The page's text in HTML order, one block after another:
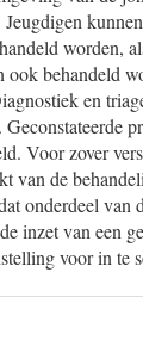
worden,
ook behandeld
en
Geconstateerde
Voor zover
van de
onderdeel van
inzet van een
voor in te